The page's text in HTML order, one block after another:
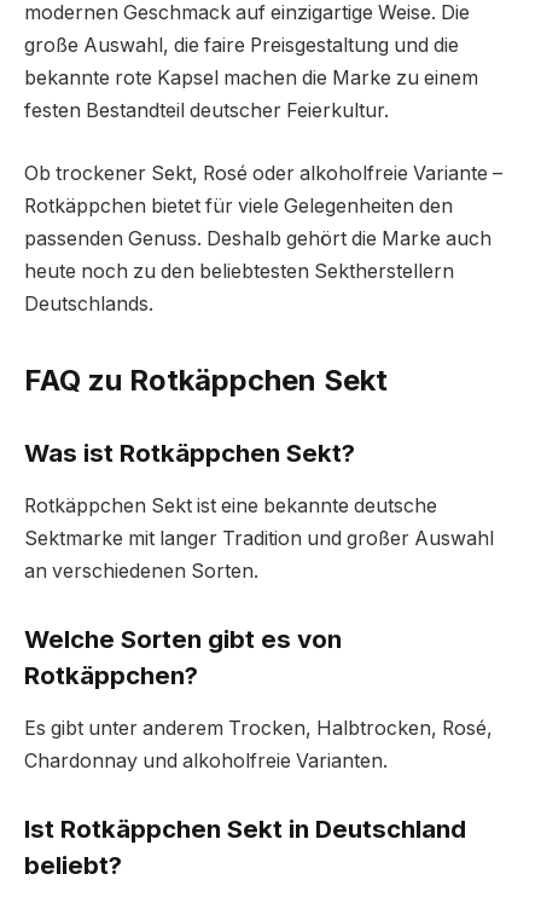
modernen Geschmack auf einzigartige Weise. Die
große Auswahl, die faire Preisgestaltung und die
bekannte rote Kapsel machen die Marke zu einem
festen Bestandteil deutscher Feierkultur.
Ob trockener Sekt, Rosé oder alkoholfreie Variante –
Rotkäppchen bietet für viele Gelegenheiten den
passenden Genuss. Deshalb gehört die Marke auch
heute noch zu den beliebtesten Sektherstellern
Deutschlands.
FAQ zu Rotkäppchen Sekt
Was ist Rotkäppchen Sekt?
Rotkäppchen Sekt ist eine bekannte deutsche
Sektmarke mit langer Tradition und großer Auswahl
an verschiedenen Sorten.
Welche Sorten gibt es von
Rotkäppchen?
Es gibt unter anderem Trocken, Halbtrocken, Rosé,
Chardonnay und alkoholfreie Varianten.
Ist Rotkäppchen Sekt in Deutschland
beliebt?